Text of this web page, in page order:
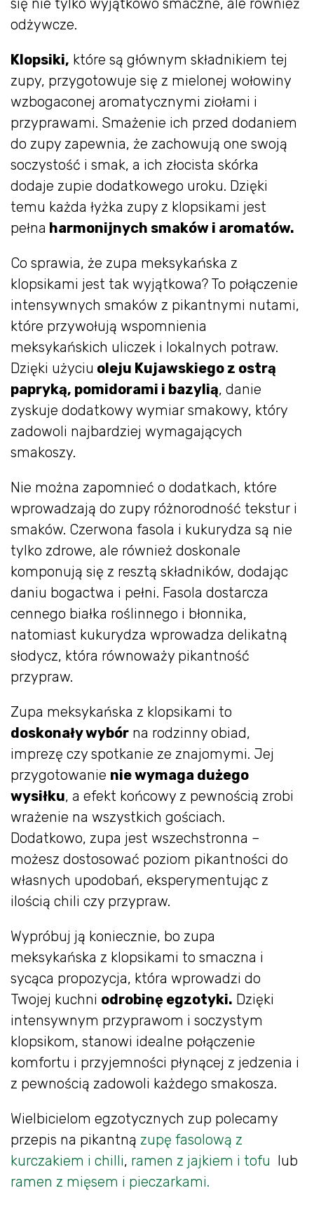
odżywcze.
Klopsiki, które są głównym składnikiem tej
zupy, przygotowuje się z mielonej wołowiny
wzbogaconej aromatycznymi ziołami i
przyprawami. Smażenie ich przed dodaniem
do zupy zapewnia, że zachowują one swoją
soczystość i smak, a ich złocista skórka
dodaje zupie dodatkowego uroku. Dzięki
temu każda łyżka zupy z klopsikami jest
pełna harmonijnych smaków i aromatów.
Co sprawia, że zupa meksykańska z
klopsikami jest tak wyjątkowa? To połączenie
intensywnych smaków z pikantnymi nutami,
które przywołują wspomnienia
meksykańskich uliczek i lokalnych potraw.
Dzięki użyciu oleju Kujawskiego z ostrą
papryką, pomidorami i bazylią, danie
zyskuje dodatkowy wymiar smakowy, który
zadowoli najbardziej wymagających
smakoszy.
Nie można zapomnieć o dodatkach, które
wprowadzają do zupy różnorodność tekstur i
smaków. Czerwona fasola i kukurydza są nie
tylko zdrowe, ale również doskonale
komponują się z resztą składników, dodając
daniu bogactwa i pełni. Fasola dostarcza
cennego białka roślinnego i błonnika,
natomiast kukurydza wprowadza delikatną
słodycz, która równoważy pikantność
przypraw.
Zupa meksykańska z klopsikami to
doskonały wybór na rodzinny obiad,
imprezę czy spotkanie ze znajomymi. Jej
przygotowanie nie wymaga dużego
wysiłku, a efekt końcowy z pewnością zrobi
wrażenie na wszystkich gościach.
Dodatkowo, zupa jest wszechstronna –
możesz dostosować poziom pikantności do
własnych upodobań, eksperymentując z
ilością chili czy przypraw.
Wypróbuj ją koniecznie, bo zupa
meksykańska z klopsikami to smaczna i
sycąca propozycja, która wprowadzi do
Twojej kuchni odrobinę egzotyki. Dzięki
intensywnym przyprawom i soczystym
klopsikom, stanowi idealne połączenie
komfortu i przyjemności płynącej z jedzenia i
z pewnością zadowoli każdego smakosza.
Wielbicielom egzotycznych zup polecamy
przepis na pikantną zupę fasolową z
kurczakiem i chilli, ramen z jajkiem i tofu lub
ramen z mięsem i pieczarkami.